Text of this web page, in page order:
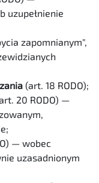
uzupełnienie
zapomnianym",
(art. 18 RODO);
20 RODO) —
— wobec
uzasadnionym